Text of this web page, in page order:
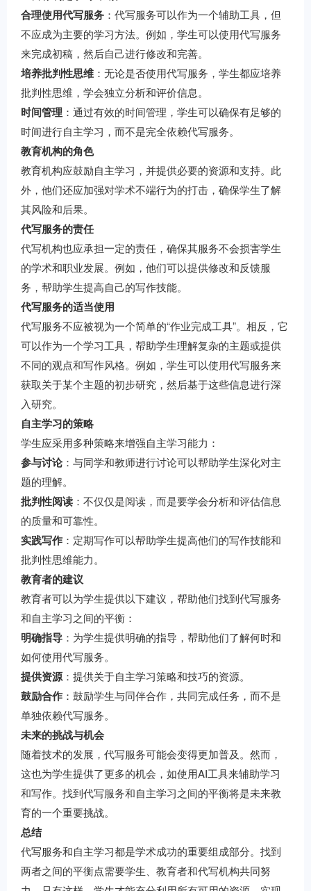
合理使用代写服务 ：代写服务可以作为一个辅助工具，但
不应成为主要的学习方法。例如，学生可以使用代写服务
来完成初稿，然后自己进行修改和完善。
培养批判性思维 ：无论是否使用代写服务，学生都应培养
批判性思维，学会独立分析和评价信息。
时间管理 ：通过有效的时间管理，学生可以确保有足够的
时间进行自主学习，而不是完全依赖代写服务。
教育机构的角色
教育机构应鼓励自主学习，并提供必要的资源和支持。此
外，他们还应加强对学术不端行为的打击，确保学生了解
其风险和后果。
代写服务的责任
代写机构也应承担一定的责任，确保其服务不会损害学生
的学术和职业发展。例如，他们可以提供修改和反馈服
务，帮助学生提高自己的写作技能。
代写服务的适当使用
代写服务不应被视为一个简单的“作业完成工具”。相反，它
可以作为一个学习工具，帮助学生理解复杂的主题或提供
不同的观点和写作风格。例如，学生可以使用代写服务来
获取关于某个主题的初步研究，然后基于这些信息进行深
入研究。
自主学习的策略
学生应采用多种策略来增强自主学习能力：
参与讨论：与同学和教师进行讨论可以帮助学生深化对主
题的理解。
批判性阅读 ：不仅仅是阅读，而是要学会分析和评估信息
的质量和可靠性。
实践写作 ：定期写作可以帮助学生提高他们的写作技能和
批判性思维能力。
教育者的建议
教育者可以为学生提供以下建议，帮助他们找到代写服务
和自主学习之间的平衡：
明确指导 ：为学生提供明确的指导，帮助他们了解何时和
如何使用代写服务。
提供资源 ：提供关于自主学习策略和技巧的资源。
鼓励合作 ：鼓励学生与同伴合作，共同完成任务，而不是
单独依赖代写服务。
未来的挑战与机会
随着技术的发展，代写服务可能会变得更加普及。然而，
这也为学生提供了更多的机会，如使用AI工具来辅助学习
和写作。找到代写服务和自主学习之间的平衡将是未来教
育的一个重要挑战。
总结
代写服务和自主学习都是学术成功的重要组成部分。找到
两者之间的平衡点需要学生、教育者和代写机构共同努